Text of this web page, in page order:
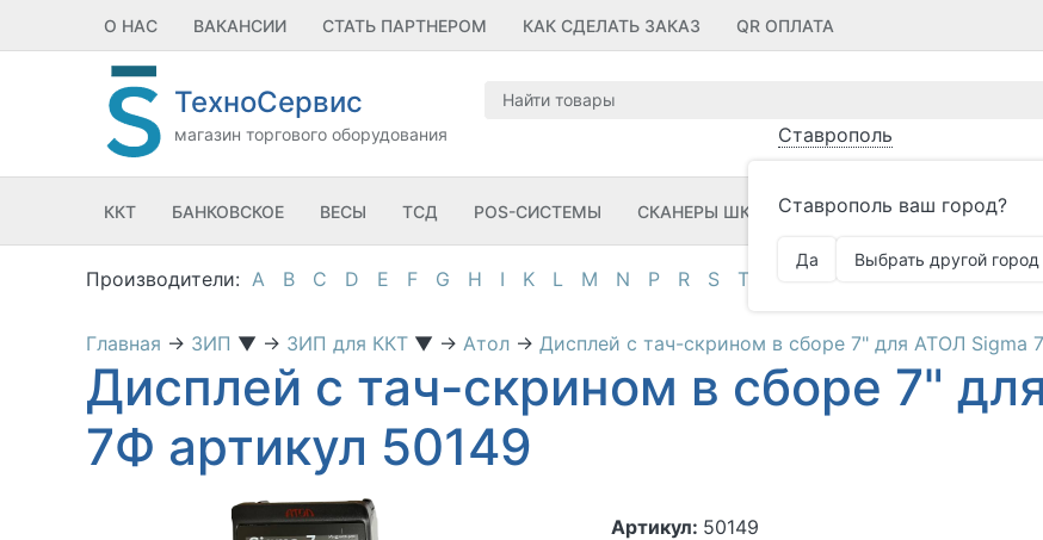
О НАС ВАКАНСИИ СТАТЬ ПАРТНЕРОМ КАК СДЕЛАТЬ ЗАКАЗ QR ОПЛАТА
ТехноСервис
магазин торгового оборудования Ставрополь
Ставрополь ваш город?
Да Выбрать другой город
ККТ БАНКОВСКОЕ ВЕСЫ ТСД POS-СИСТЕМЫ СКАНЕРЫ ШК ПРИНТЕРЫ ШК ПО
A B C D E F G H I K L M N P R S T Z
Главная → ЗИП ▼ → ЗИП для ККТ ▼ → Атол → Дисплей с тач-скрином в сборе 7" для АТОЛ Sigma
Дисплей с тач-скрином в сборе 7"
7Ф артикул 50149
Артикул: 50149